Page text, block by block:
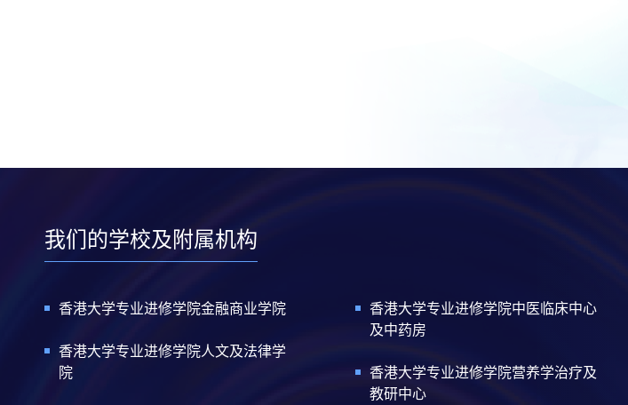
我们的学校及附属机构
香港大学专业进修学院金融商业学院
香港大学专业进修学院人文及法律学
院
香港大学专业进修学院中医临床中心
及中药房
香港大学专业进修学院营养学治疗及
教研中心